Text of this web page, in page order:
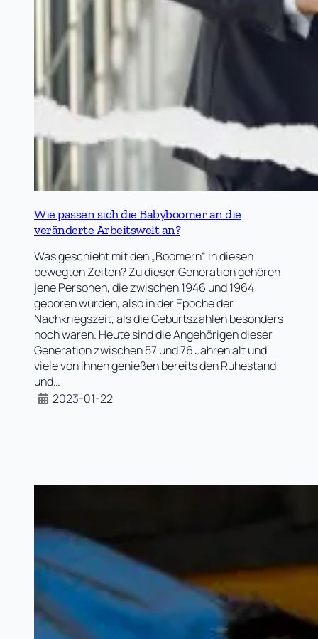
Wie passen sich die Babyboomer an die
veränderte Arbeitswelt an?
Was geschieht mit den „Boomern“ in diesen
bewegten Zeiten? Zu dieser Generation gehören
jene Personen, die zwischen 1946 und 1964
geboren wurden, also in der Epoche der
Nachkriegszeit, als die Geburtszahlen besonders
hoch waren. Heute sind die Angehörigen dieser
Generation zwischen 57 und 76 Jahren alt und
viele von ihnen genießen bereits den Ruhestand
und…
2023-01-22